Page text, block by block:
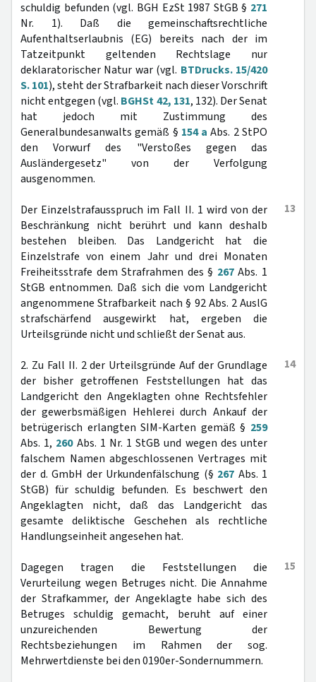
schuldig befunden (vgl. BGH EzSt 1987 StGB § 271
Nr. 1). Daß die gemeinschaftsrechtliche
Aufenthaltserlaubnis (EG) bereits nach der im
Tatzeitpunkt geltenden Rechtslage nur
deklaratorischer Natur war (vgl. BTDrucks. 15/420
S. 101), steht der Strafbarkeit nach dieser Vorschrift
nicht entgegen (vgl. BGHSt 42, 131, 132). Der Senat
hat jedoch mit Zustimmung des
Generalbundesanwalts gemäß § 154 a Abs. 2 StPO
den Vorwurf des "Verstoßes gegen das
Ausländergesetz" von der Verfolgung
ausgenommen.
13
Der Einzelstrafausspruch im Fall II. 1 wird von der
Beschränkung nicht berührt und kann deshalb
bestehen bleiben. Das Landgericht hat die
Einzelstrafe von einem Jahr und drei Monaten
Freiheitsstrafe dem Strafrahmen des § 267Abs. 1
StGB entnommen. Daß sich die vom Landgericht
angenommene Strafbarkeit nach § 92 Abs. 2 AuslG
strafschärfend ausgewirkt hat, ergeben die
Urteilsgründe nicht und schließt der Senat aus.
14
2. Zu Fall II. 2 der Urteilsgründe Auf der Grundlage
der bisher getroffenen Feststellungen hat das
Landgericht den Angeklagten ohne Rechtsfehler
der gewerbsmäßigen Hehlerei durch Ankauf der
betrügerisch erlangten SIM-Karten gemäß § 259
Abs. 1, 260Abs. 1 Nr. 1 StGB und wegen des unter
falschem Namen abgeschlossenen Vertrages mit
der d. GmbH der Urkundenfälschung (§ 267 Abs. 1
StGB) für schuldig befunden. Es beschwert den
Angeklagten nicht, daß das Landgericht das
gesamte deliktische Geschehen als rechtliche
Handlungseinheit angesehen hat.
15
Dagegen tragen die Feststellungen die
Verurteilung wegen Betruges nicht. Die Annahme
der Strafkammer, der Angeklagte habe sich des
Betruges schuldig gemacht, beruht auf einer
unzureichenden Bewertung der
Rechtsbeziehungen im Rahmen der sog.
Mehrwertdienste bei den 0190er-Sondernummern.